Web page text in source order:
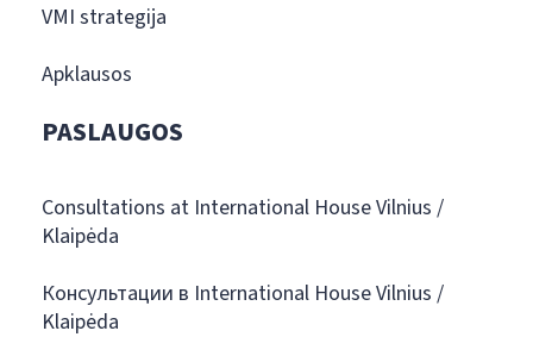
VMI strategija
Apklausos
PASLAUGOS
Consultations at International House Vilnius /
Klaipėda
Консультации в International House Vilnius /
Klaipėda